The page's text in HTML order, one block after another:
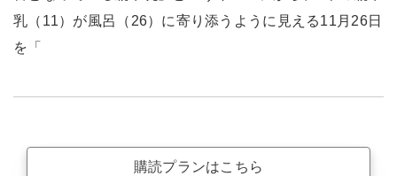
乳（11）が風呂（26）に寄り添うように見える11月26日
を「
購読プランはこちら